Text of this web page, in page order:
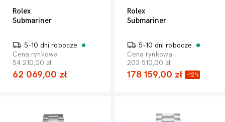
Rolex
Submariner
5-10 dni robocze
Cena rynkowa
54 210,00 zł
62 069,00 zł
Rolex
Submariner
5-10 dni robocze
Cena rynkowa
203 510,00 zł
178 159,00 zł -12%